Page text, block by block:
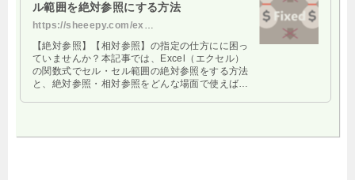
ル範囲を絶対参照にする方法
https://sheeepy.com/excel-zettaisanshou-houhou
【絶対参照】【相対参照】の指定の仕方にに困っ
ていませんか？本記事では、Excel（エクセル）
の関数式でセル・セル範囲の絶対参照をする方法
と、絶対参照・相対参照をどんな場面で使えばい